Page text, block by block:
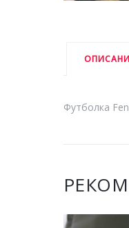
Футболка